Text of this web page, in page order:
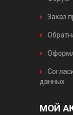
Заказ
данных
МОЙ